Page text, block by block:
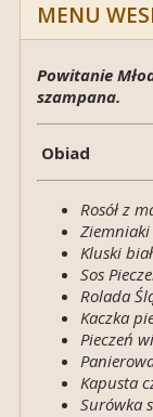
MENU
Powitanie
szampana.
Obiad
Rosół z
Ziemniaki
Kluski
Sos
Rolada
Kaczka
Pieczeń
Kapusta
Surówka